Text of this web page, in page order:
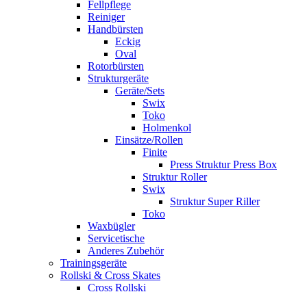
Fellpflege
Reiniger
Handbürsten
Eckig
Oval
Rotorbürsten
Strukturgeräte
Geräte/Sets
Swix
Toko
Holmenkol
Einsätze/Rollen
Finite
Press Struktur Press Box
Struktur Roller
Swix
Struktur Super Riller
Toko
Waxbügler
Servicetische
Anderes Zubehör
Trainingsgeräte
Rollski & Cross Skates
Cross Rollski